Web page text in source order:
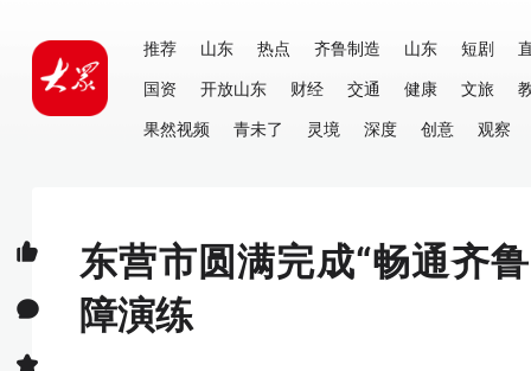
推荐 山东 热点 齐鲁制造 山东 短剧
国资
开放山东 财经 交通 健康 文旅
果然视频
青未了 灵境 深度 创意 观察
东营市圆满完成“畅通齐
障演练